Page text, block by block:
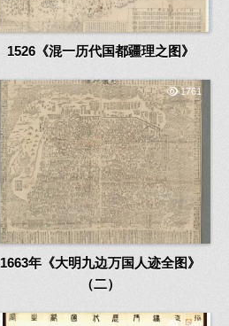
1526《混一历代国都疆理之图》
1761
1663年《大明九边万国人迹全图》
（二）